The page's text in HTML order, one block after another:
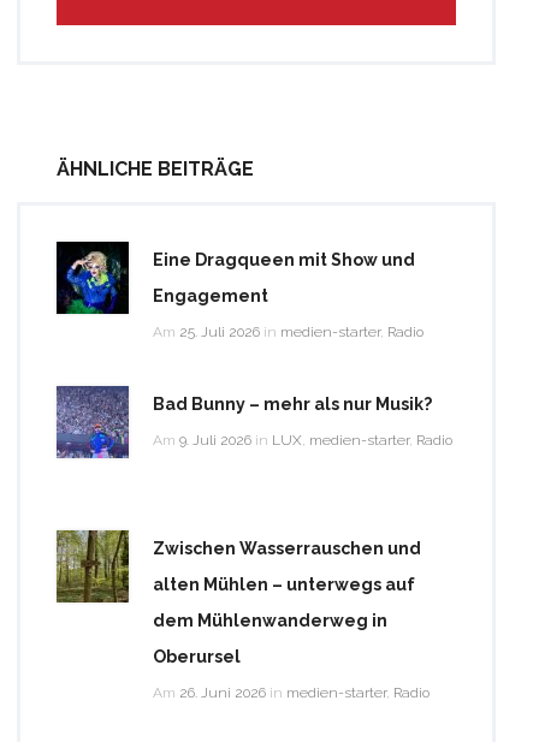
ÄHNLICHE BEITRÄGE
Eine Dragqueen mit Show und
Engagement
Am 25. Juli 2026 in medien-starter, Radio
Bad Bunny – mehr als nur Musik?
Am 9. Juli 2026 in LUX, medien-starter, Radio
Zwischen Wasserrauschen und
alten Mühlen – unterwegs auf
dem Mühlenwanderweg in
Oberursel
Am 26. Juni 2026 in medien-starter, Radio